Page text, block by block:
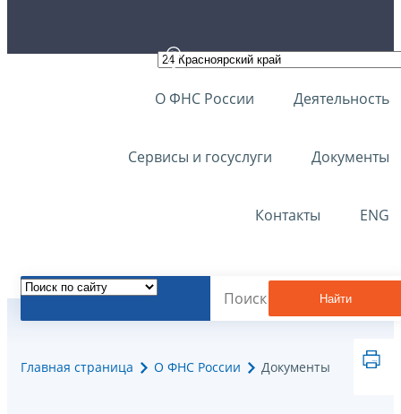
О ФНС России Деятельность
Сервисы и госуслуги Документы
Контакты ENG
Найти
Главная страница О ФНС России Документы